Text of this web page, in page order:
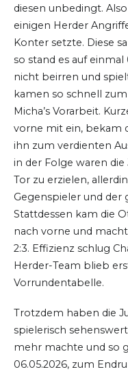
diesen unbedingt.
einigen Herder
Konter setzte. Diese
so stand es auf einmal
nicht beirren und
kamen so schnell zum
Micha’s Vorarbeit.
vorne mit ein, bekam
ihn zum verdienten
in der Folge waren
Tor zu erzielen,
Gegenspieler und der
Stattdessen kam die
nach vorne und
2:3. Effizienz schlug
Herder-Team blieb
Vorrundentabelle.
Trotzdem haben die
spielerisch
mehr machte und so
06.05.2026, zum